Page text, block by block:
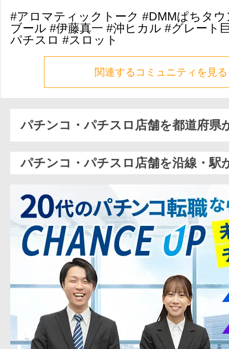
#アロマティックトーク #DMMぱちタ
ブール #伊藤真一 #沖ヒカル #グレート
パチスロ #スロット
関連するコミュニティを見る
パチンコ・パチスロ店舗を都道府県
パチンコ・パチスロ店舗を沿線・駅